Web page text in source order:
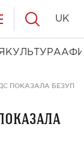
КУЛЬТУРА
UK
ПОКАЗАЛА